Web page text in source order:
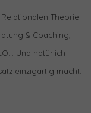
Theorie
& Coaching,
Und natürlich
einzigartig macht.